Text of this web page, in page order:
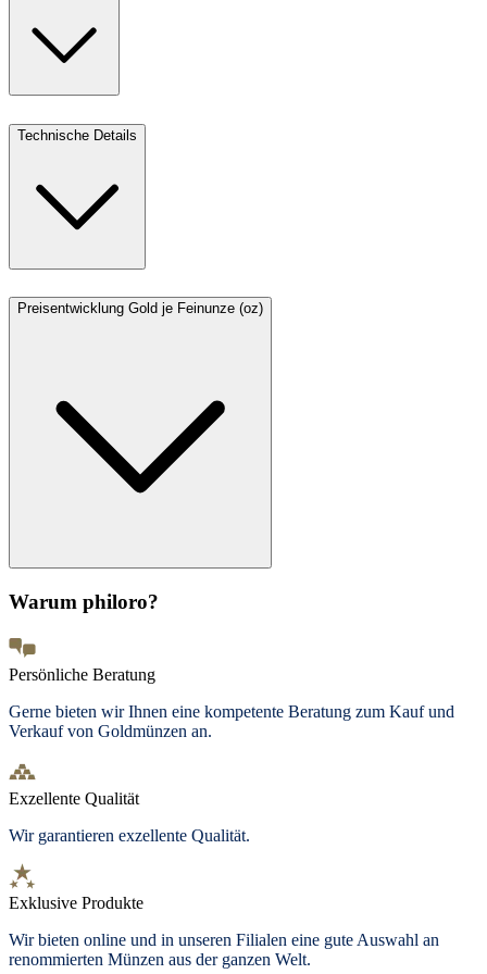
Technische Details
Preisentwicklung Gold je Feinunze (oz)
Warum philoro?
Persönliche Beratung
Gerne bieten wir Ihnen eine kompetente Beratung zum Kauf und
Verkauf von Goldmünzen an.
Exzellente Qualität
Wir garantieren exzellente Qualität.
Exklusive Produkte
Wir bieten online und in unseren Filialen eine gute Auswahl an
renommierten Münzen aus der ganzen Welt.